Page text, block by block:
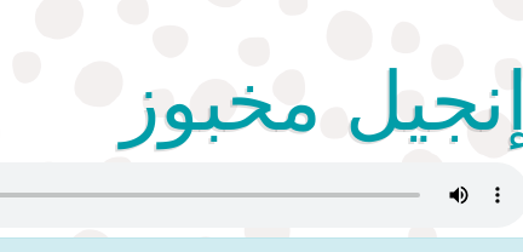
إنجيل مخبوز